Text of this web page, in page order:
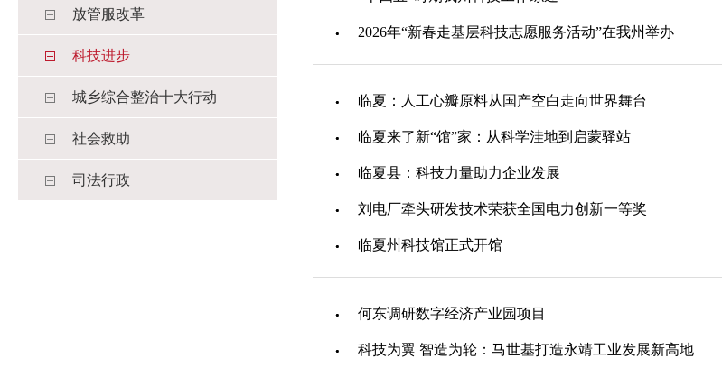
放管服改革
科技进步
城乡综合整治十大行动
社会救助
司法行政
2026年“新春走基层科技志愿服务活动”在我州举办
临夏：人工心瓣原料从国产空白走向世界舞台
临夏来了新“馆”家：从科学洼地到启蒙驿站
临夏县：科技力量助力企业发展
刘电厂牵头研发技术荣获全国电力创新一等奖
临夏州科技馆正式开馆
何东调研数字经济产业园项目
科技为翼 智造为轮：马世基打造永靖工业发展新高地